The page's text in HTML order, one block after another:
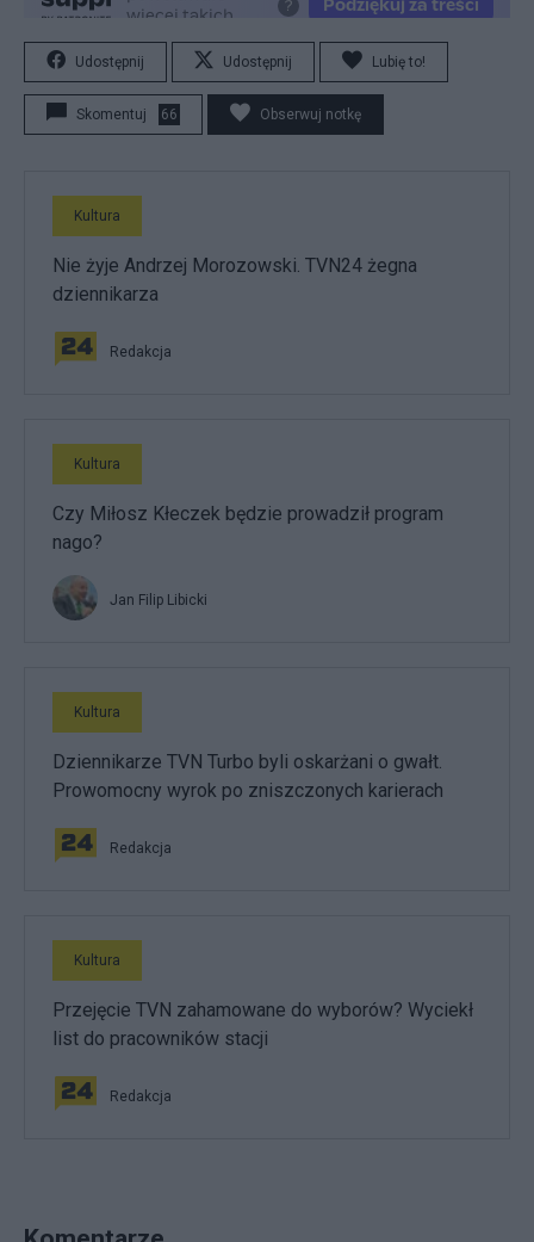
Udostępnij Udostępnij Lubię to!
Skomentuj 66 Obserwuj notkę
Kultura
Nie żyje Andrzej Morozowski. TVN24 żegna
dziennikarza
Redakcja
Kultura
Czy Miłosz Kłeczek będzie prowadził program
nago?
Jan Filip Libicki
Kultura
Dziennikarze TVN Turbo byli oskarżani o gwałt.
Prowomocny wyrok po zniszczonych karierach
Redakcja
Kultura
Przejęcie TVN zahamowane do wyborów? Wyciekł
list do pracowników stacji
Redakcja